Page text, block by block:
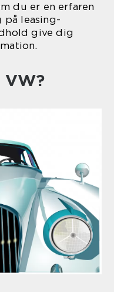
du er en erfaren
på leasing-
give dig
VW?